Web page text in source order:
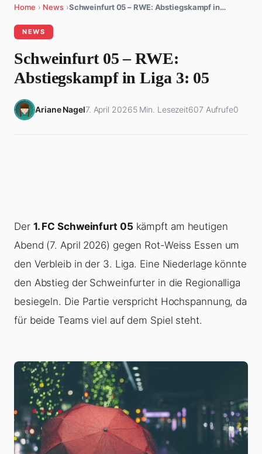
Home › News ›Schweinfurt 05 – RWE: Abstiegskampf in…
NEWS
Schweinfurt 05 – RWE:
Abstiegskampf in Liga 3: 05
Ariane Nagel7. April 20265 Min. Lesezeit607 Aufrufe0
Der 1. FC Schweinfurt 05 kämpft am heutigen
Abend (7. April 2026) gegen Rot-Weiss Essen um
den Verbleib in der 3. Liga. Eine Niederlage könnte
den Abstieg der Schweinfurter in die Regionalliga
besiegeln. Die Partie verspricht Hochspannung, da
für beide Teams viel auf dem Spiel steht.